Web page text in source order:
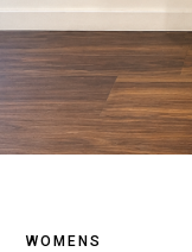
WOMENS